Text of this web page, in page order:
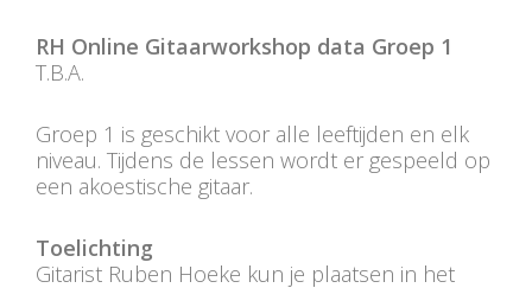
RH Online Gitaarworkshop data Groep 1
T.B.A.
Groep 1 is geschikt voor alle leeftijden en elk
niveau. Tijdens de lessen wordt er gespeeld op
een akoestische gitaar.
Toelichting
Gitarist Ruben Hoeke kun je plaatsen in het